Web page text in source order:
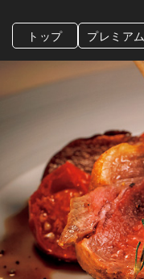
トップ プレミアム